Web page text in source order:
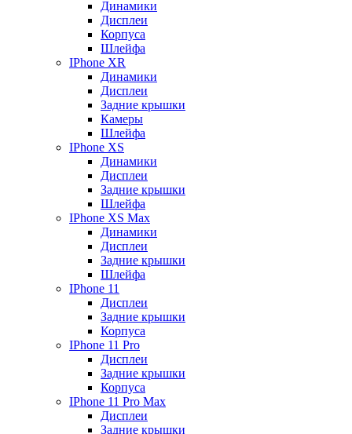
Динамики
Дисплеи
Корпуса
Шлейфа
IPhone XR
Динамики
Дисплеи
Задние крышки
Камеры
Шлейфа
IPhone XS
Динамики
Дисплеи
Задние крышки
Шлейфа
IPhone XS Max
Динамики
Дисплеи
Задние крышки
Шлейфа
IPhone 11
Дисплеи
Задние крышки
Корпуса
IPhone 11 Pro
Дисплеи
Задние крышки
Корпуса
IPhone 11 Pro Max
Дисплеи
Задние крышки